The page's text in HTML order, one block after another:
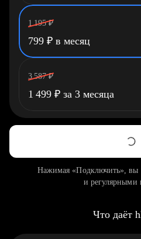
1 195 ₽
799 ₽ в месяц
3 587 ₽
1 499 ₽ за 3 месяца
Нажимая «Подключить», вы
и регулярными
Что даёт